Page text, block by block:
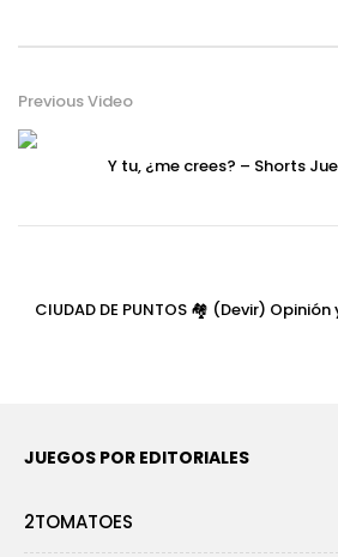
Previous Video
Y tu, ¿me crees? – Shorts
CIUDAD DE PUNTOS 🏘️ (Devir)
JUEGOS POR EDITORIALES
2TOMATOES